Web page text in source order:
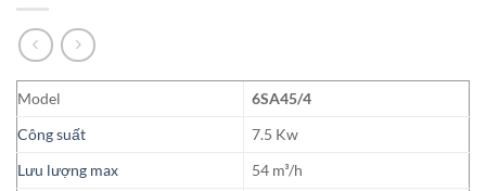
Model
6SA45/4
Công suất
7.5 Kw
Lưu lượng max
54 m³/h